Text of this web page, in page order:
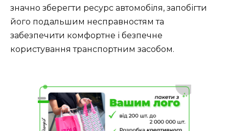
значно зберегти ресурс автомобіля, запобігти
його подальшим несправностям та
забезпечити комфортне і безпечне
користування транспортним засобом.